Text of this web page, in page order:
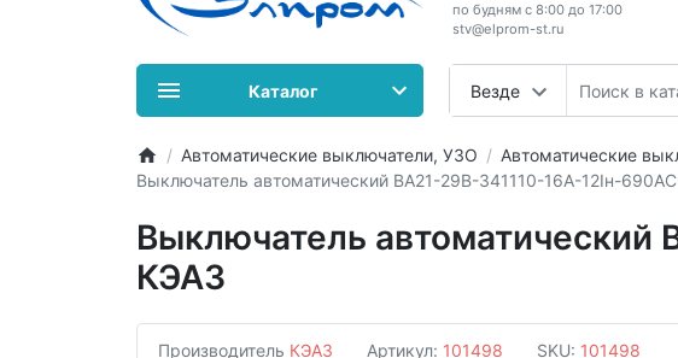
по будням с 8:00 до 17:00
stv@elprom-st.ru
Везде
Каталог
Автоматические выключатели, УЗО Автоматические
Выключатель автоматический ВА21-29В-341110-16А-12Iн-
Выключатель
КЭАЗ
Производитель КЭАЗ Артикул: 101498 SKU: 101498